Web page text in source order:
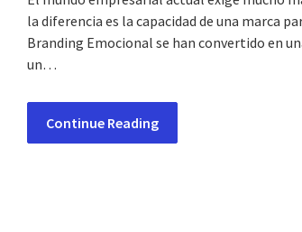
la diferencia es la capacidad de una marca
Branding Emocional se han convertido en
un…
Continue Reading